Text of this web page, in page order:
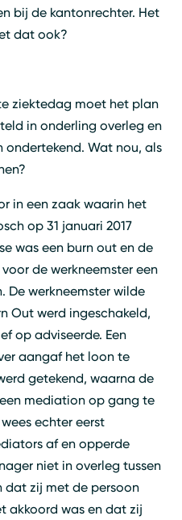
bij de kantonrechter. Het
dat ook?
ziektedag moet het plan
in onderling overleg en
Wat nou, als
in een zaak waarin het
op 31 januari 2017
was een burn out en de
de werkneemster een
De werkneemster wilde
Out werd ingeschakeld,
op adviseerde. Een
aangaf het loon te
getekend, waarna de
mediation op gang te
echter eerst
af en opperde
niet in overleg tussen
dat zij met de persoon
akkoord was en dat zij